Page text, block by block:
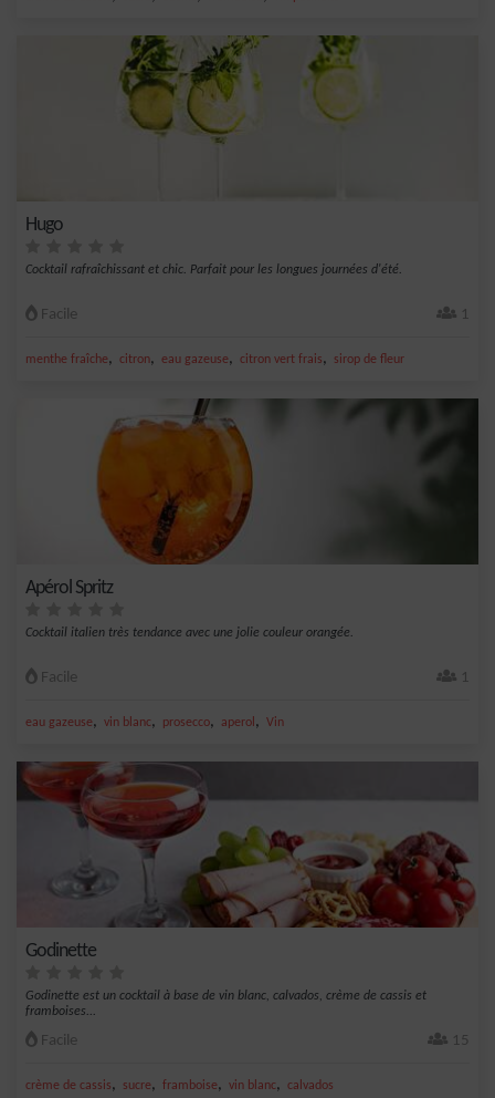
Hugo
Cocktail rafraîchissant et chic. Parfait pour les longues journées d'été.
Facile 1
menthe fraîche, citron, eau gazeuse, citron vert frais, sirop de fleur
Apérol Spritz
Cocktail italien très tendance avec une jolie couleur orangée.
Facile 1
eau gazeuse, vin blanc, prosecco, aperol , Vin
Godinette
Godinette est un cocktail à base de vin blanc, calvados, crème de cassis et
framboises...
Facile 15
crème de cassis, sucre, framboise, vin blanc, calvados